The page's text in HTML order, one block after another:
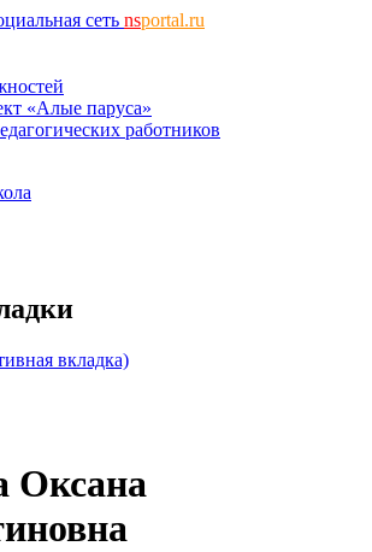
сеть nsportal.ru
«Алые паруса»
работников
вкладка)
Оксана